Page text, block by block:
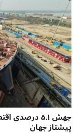
جهش ۵.۱
پیشتاز جهان